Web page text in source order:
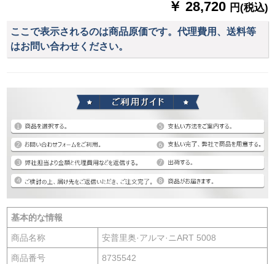
￥ 28,720 円(税込)
ここで表示されるのは商品原価です。代理費用、送料等
はお問い合わせください。
基本的な情報
商品名称 安普里奥·アルマ·ニART 5008
商品番号 8735542